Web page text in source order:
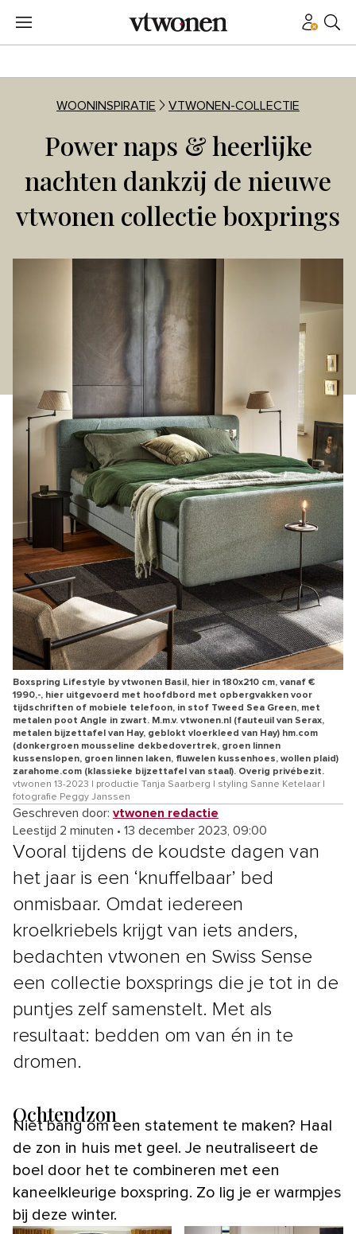
WOONINSPIRATIE VTWONEN-COLLECTIE
Power naps & heerlijke
nachten dankzij de nieuwe
vtwonen collectie boxprings
Boxspring Lifestyle by vtwonen Basil, hier in 180x210 cm, vanaf €
1990,-, hier uitgevoerd met hoofdbord met opbergvakken voor
tijdschriften of mobiele telefoon, in stof Tweed Sea Green, met
metalen poot Angle in zwart. M.m.v. vtwonen.nl (fauteuil van Serax,
metalen bijzettafel van Hay, geblokt vloerkleed van Hay) hm.com
(donkergroen mousseline dekbedovertrek, groen linnen
kussenslopen, groen linnen laken, fluwelen kussenhoes, wollen plaid)
zarahome.com (klassieke bijzettafel van staal). Overig privébezit.
vtwonen 13-2023 | productie Tanja Saarberg | styling Sanne Ketelaar |
fotografie Peggy Janssen
Geschreven door: vtwonen redactie
Leestijd 2 minuten • 13 december 2023, 09:00
Vooral tijdens de koudste dagen van
het jaar is een ‘knuffelbaar’ bed
onmisbaar. Omdat iedereen
kroelkriebels krijgt van iets anders,
bedachten vtwonen en Swiss Sense
een collectie boxsprings die je tot in de
puntjes zelf samenstelt. Met als
resultaat: bedden om van én in te
dromen.
Ochtendzon
Niet bang om een statement te maken? Haal
de zon in huis met geel. Je neutraliseert de
boel door het te combineren met een
kaneelkleurige boxspring. Zo lig je er warmpjes
bij deze winter.